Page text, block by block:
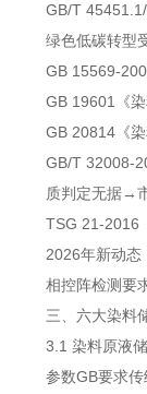
GB/T
绿色低碳转型
GB 15569-
GB 19601《
GB 20814《
GB/T 32008-
质判定无据→
TSG 21-2016
2026年新动
相控阵检测要
三、六大染料
3.1 染料原液
参数GB要求传